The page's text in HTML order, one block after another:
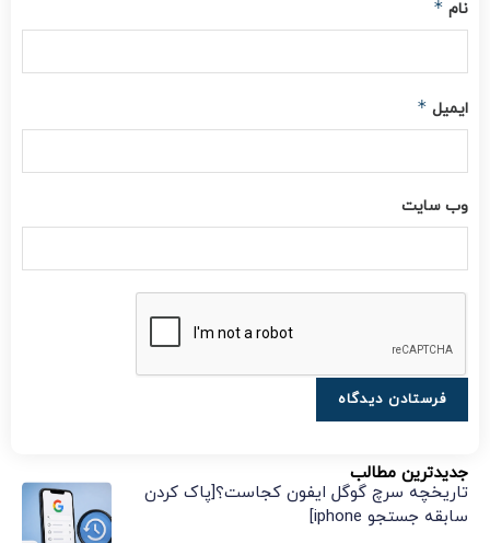
نام *
ایمیل *
وب‌ سایت
جدیدترین مطالب
تاریخچه سرچ گوگل ایفون کجاست؟[پاک کردن
سابقه جستجو iphone]